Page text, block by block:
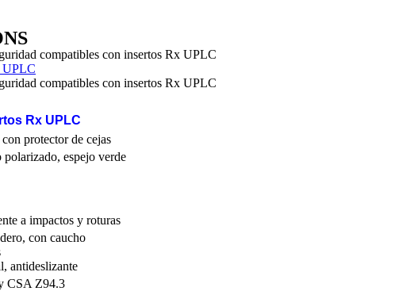
compatibles con insertos Rx UPLC
compatibles con insertos Rx UPLC
Rx UPLC
protector de cejas
espejo verde
a impactos y roturas
con caucho
antideslizante
CSA Z94.3